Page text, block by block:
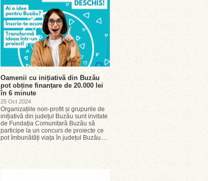
Oamenii cu inițiativă din Buzău
pot obține finanțare de 20.000 lei
în 6 minute
25 Oct 2024
Organizațiile non-profit și grupurile de
inițiativă din județul Buzău sunt invitate
de Fundația Comunitară Buzău să
participe la un concurs de proiecte ce
pot îmbunătăți viața în județul Buzău....